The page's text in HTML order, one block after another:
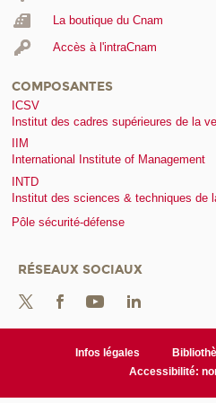
La boutique du Cnam
Accès à l'intraCnam
COMPOSANTES
ICSV
Institut des cadres supérieures de la
IIM
International Institute of Management
INTD
Institut des sciences & techniques de
Pôle sécurité-défense
RÉSEAUX SOCIAUX
Infos légales
Accessibilité: